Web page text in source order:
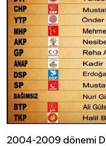
2004-2009 dönemi